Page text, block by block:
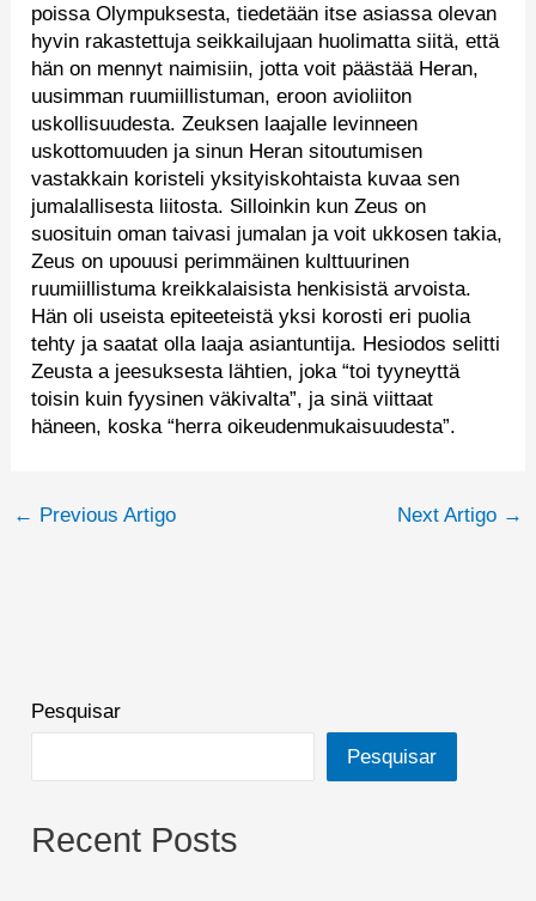
poissa Olympuksesta, tiedetään itse asiassa olevan
hyvin rakastettuja seikkailujaan huolimatta siitä, että
hän on mennyt naimisiin, jotta voit päästää Heran,
uusimman ruumiillistuman, eroon avioliiton
uskollisuudesta. Zeuksen laajalle levinneen
uskottomuuden ja sinun Heran sitoutumisen
vastakkain koristeli yksityiskohtaista kuvaa sen
jumalallisesta liitosta. Silloinkin kun Zeus on
suosituin oman taivasi jumalan ja voit ukkosen takia,
Zeus on upouusi perimmäinen kulttuurinen
ruumiillistuma kreikkalaisista henkisistä arvoista.
Hän oli useista epiteeteistä yksi korosti eri puolia
tehty ja saatat olla laaja asiantuntija. Hesiodos selitti
Zeusta a jeesuksesta lähtien, joka “toi tyyneyttä
toisin kuin fyysinen väkivalta”, ja sinä viittaat
häneen, koska “herra oikeudenmukaisuudesta”.
← Previous Artigo Next Artigo →
Pesquisar
Pesquisar
Recent Posts